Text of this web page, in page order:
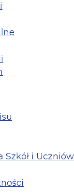
i Uczniów